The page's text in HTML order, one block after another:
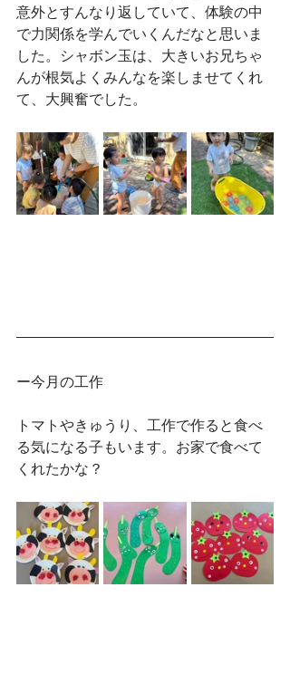
意外とすんなり返していて、体験の中
で力関係を学んでいくんだなと思いま
した。シャボン玉は、大きいお兄ちゃ
んが根気よくみんなを楽しませてくれ
て、大興奮でした。
ー今月の工作
トマトやきゅうり、工作で作ると食べ
る気になる子もいます。お家で食べて
くれたかな？